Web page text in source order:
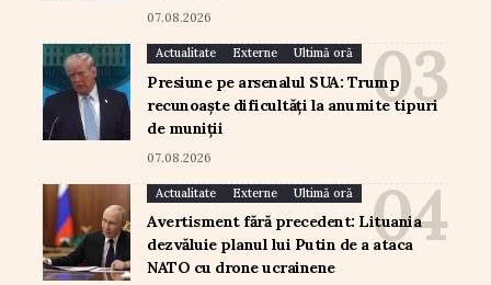
07.08.2026
Actualitate Externe Ultimă oră
Presiune pe arsenalul SUA: Trump
recunoaște dificultăți la anumite tipuri
de muniții
07.08.2026
Actualitate Externe Ultimă oră
Avertisment fără precedent: Lituania
dezvăluie planul lui Putin de a ataca
NATO cu drone ucrainene